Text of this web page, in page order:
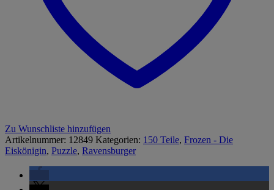
Zu Wunschliste hinzufügen
Artikelnummer: 12849 Kategorien: 150 Teile, Frozen - Die
Eiskönigin, Puzzle, Ravensburger